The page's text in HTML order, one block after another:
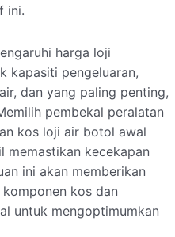
ini.
harga loji
kapasiti pengeluaran,
dan yang paling penting,
pembekal peralatan
kos loji air botol awal
memastikan kecekapan
ini akan memberikan
kos dan
untuk mengoptimumkan